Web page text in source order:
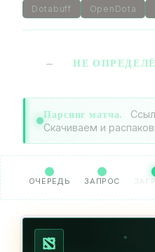
Dotabuff OpenDota
— НЕ
Парсинг матча.
Скачиваем и
ОЧЕРЕДЬ ЗАПРОС
✦